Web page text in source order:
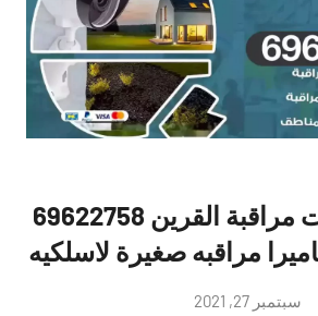
تركيب كاميرات مراقبة القرين 69622758
مراقبه صغيرة لاسلكيه
سبتمبر 27, 2021